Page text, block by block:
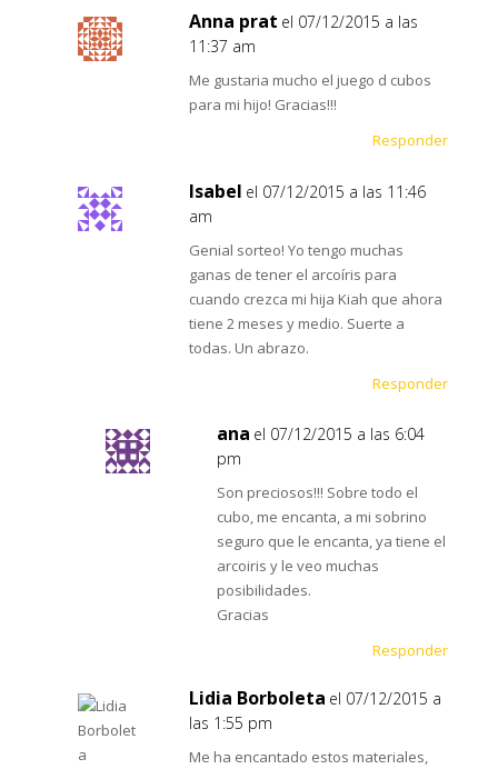
Anna prat el 07/12/2015 a las
11:37 am
Me gustaria mucho el juego d cubos
para mi hijo! Gracias!!!
Responder
Isabel el 07/12/2015 a las 11:46
am
Genial sorteo! Yo tengo muchas
ganas de tener el arcoíris para
cuando crezca mi hija Kiah que ahora
tiene 2 meses y medio. Suerte a
todas. Un abrazo.
Responder
ana el 07/12/2015 a las 6:04
pm
Son preciosos!!! Sobre todo el
cubo, me encanta, a mi sobrino
seguro que le encanta, ya tiene el
arcoiris y le veo muchas
posibilidades.
Gracias
Responder
Lidia Borboleta el 07/12/2015 a
las 1:55 pm
Me ha encantado estos materiales,